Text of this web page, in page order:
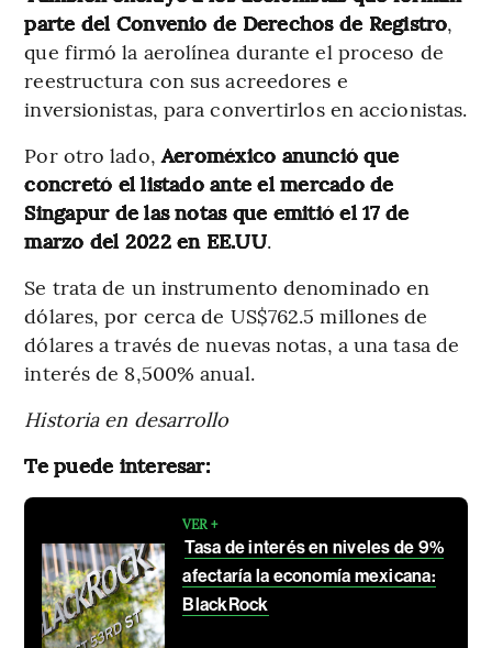
parte del Convenio de Derechos de Registro,
que firmó la aerolínea durante el proceso de
reestructura con sus acreedores e
inversionistas, para convertirlos en accionistas.
Por otro lado,Aeroméxico anunció que
concretó el listado ante el mercado de
Singapur de las notas que emitió el 17 de
marzo del 2022 en EE.UU.
Se trata de un instrumento denominado en
dólares, por cerca de US$762.5 millones de
dólares a través de nuevas notas, a una tasa de
interés de 8,500% anual.
Historia en desarrollo
Te puede interesar:
VER +
Tasa de interés en niveles de 9%
afectaría la economía mexicana:
BlackRock